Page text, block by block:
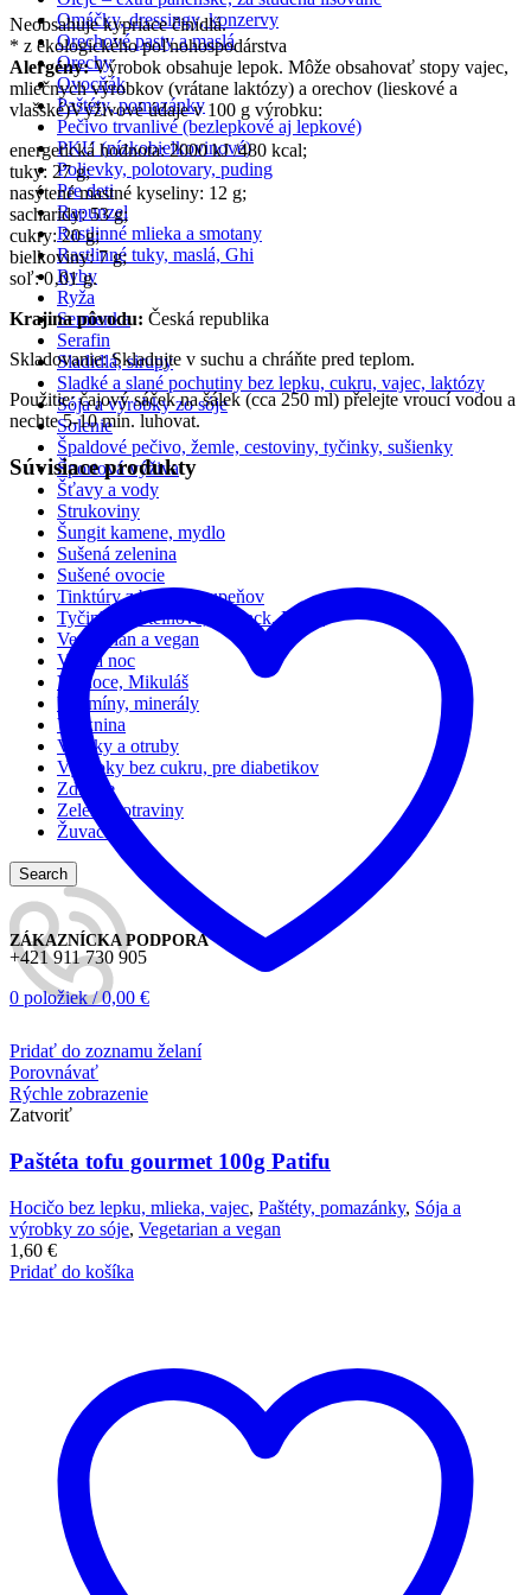
Omáčky, dressingy, konzervy
Orechové pasty a maslá
Orechy
Ovocňák
Paštéty, pomazánky
Pečivo trvanlivé (bezlepkové aj lepkové)
PKU (nízkobielkovinové)
Polievky, polotovary, puding
Pre deti
Rapunzel
Rastlinné mlieka a smotany
Rastlinné tuky, maslá, Ghi
Ryby
Ryža
Semienka
Serafin
Sladidlá, sirupy
Sladké a slané pochutiny bez lepku, cukru, vajec, laktózy
Sója a výrobky zo sóje
Solenie
Špaldové pečivo, žemle, cestoviny, tyčinky, sušienky
Športová výživa
Šťavy a vody
Strukoviny
Šungit kamene, mydlo
Sušená zelenina
Sušené ovocie
Tinktúry z bylín, z pupeňov
Tyčinky proteínové, flapjack, RAW
Vegetarian a vegan
Veľká noc
Vianoce, Mikuláš
Vitamíny, minerály
Vláknina
Vločky a otruby
Výrobky bez cukru, pre diabetikov
Zdravie
Zelené potraviny
Žuvačky
Search
ZÁKAZNÍCKA PODPORA
+421 911 730 905
0 položiek / 0,00 €
Neobsahuje kypriace činidlá.
* z ekologického poľnohospodárstva
Alergény:Výrobok obsahuje lepok. Môže obsahovať stopy vajec,
mliečnych výrobkov (vrátane laktózy) a orechov (lieskové a
vlašské)Výživové údaje v 100 g výrobku:
energetická hodnota: 2000 kJ /480 kcal;
tuky: 27 g;
nasýtené mastné kyseliny: 12 g;
sacharidy: 53 g;
cukry: 20 g;
bielkoviny: 7 g;
soľ: 0‚01 g.
Krajina pôvodu: Česká republika
Skladovanie: Skladujte v suchu a chráňte pred teplom.
Použitie: čajový sáček na šálek (cca 250 ml) přelejte vroucí vodou a
nechte 5-10 min. luhovat.
Súvisiace produkty
Pridať do zoznamu želaní
Porovnávať
Rýchle zobrazenie
Zatvoriť
Paštéta tofu gourmet 100g Patifu
Hocičo bez lepku, mlieka, vajec, Paštéty, pomazánky, Sója a
výrobky zo sóje, Vegetarian a vegan
1,60 €
Pridať do košíka